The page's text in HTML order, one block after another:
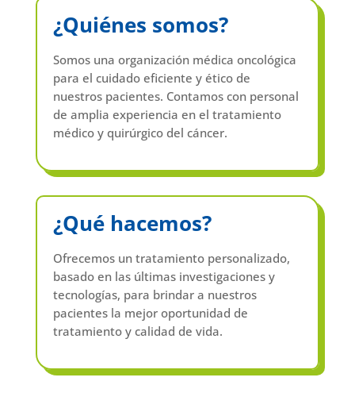
¿Quiénes somos?
Somos una organización médica oncológica
para el cuidado eficiente y ético de
nuestros pacientes. Contamos con personal
de amplia experiencia en el tratamiento
médico y quirúrgico del cáncer.
¿Qué hacemos?
Ofrecemos un tratamiento personalizado,
basado en las últimas investigaciones y
tecnologías, para brindar a nuestros
pacientes la mejor oportunidad de
tratamiento y calidad de vida.